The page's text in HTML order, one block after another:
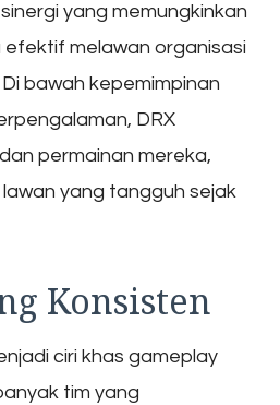
yang memungkinkan
melawan organisasi
bawah kepemimpinan
DRX
permainan mereka,
yang tangguh sejak
Konsisten
ciri khas gameplay
tim yang